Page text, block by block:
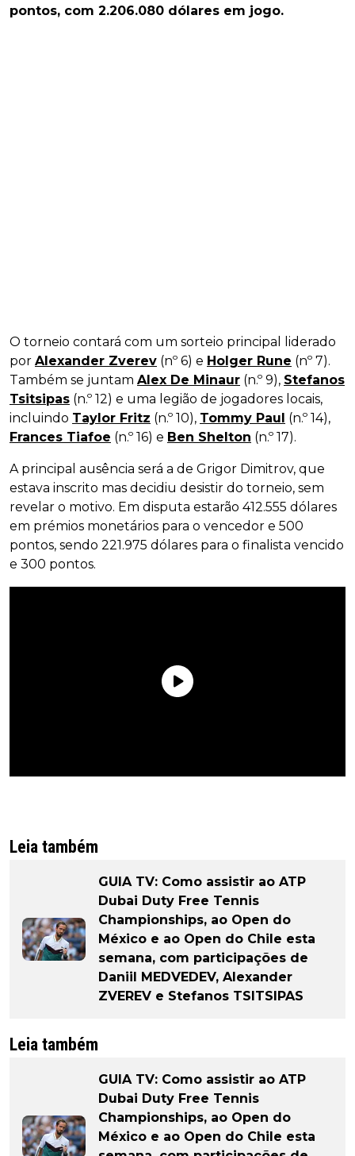
pontos, com 2.206.080 dólares em jogo.
O torneio contará com um sorteio principal liderado
por Alexander Zverev (nº 6) e Holger Rune (nº 7).
Também se juntam Alex De Minaur (n.º 9), Stefanos
Tsitsipas (n.º 12) e uma legião de jogadores locais,
incluindo Taylor Fritz (n.º 10), Tommy Paul (n.º 14),
Frances Tiafoe (n.º 16) e Ben Shelton (n.º 17).
A principal ausência será a de Grigor Dimitrov, que
estava inscrito mas decidiu desistir do torneio, sem
revelar o motivo. Em disputa estarão 412.555 dólares
em prémios monetários para o vencedor e 500
pontos, sendo 221.975 dólares para o finalista vencido
e 300 pontos.
Leia também
GUIA TV: Como assistir ao ATP
Dubai Duty Free Tennis
Championships, ao Open do
México e ao Open do Chile esta
semana, com participações de
Daniil MEDVEDEV, Alexander
ZVEREV e Stefanos TSITSIPAS
Leia também
GUIA TV: Como assistir ao ATP
Dubai Duty Free Tennis
Championships, ao Open do
México e ao Open do Chile esta